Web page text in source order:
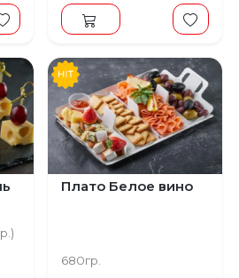
Плато Белое вино
680гр.